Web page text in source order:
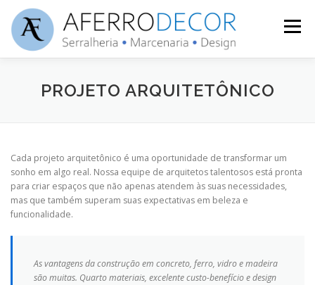
para
conteúdo
Menu
AFERRODECOR PROJETO DECORAÇÃO
PROJETO ARQUITETÔNICO
Cada projeto arquitetônico é uma oportunidade de transformar um
sonho em algo real. Nossa equipe de arquitetos talentosos está pronta
para criar espaços que não apenas atendem às suas necessidades,
mas que também superam suas expectativas em beleza e
funcionalidade.
As vantagens da construção em concreto, ferro, vidro e madeira
são muitas. Quarto materiais, excelente custo-benefício e design